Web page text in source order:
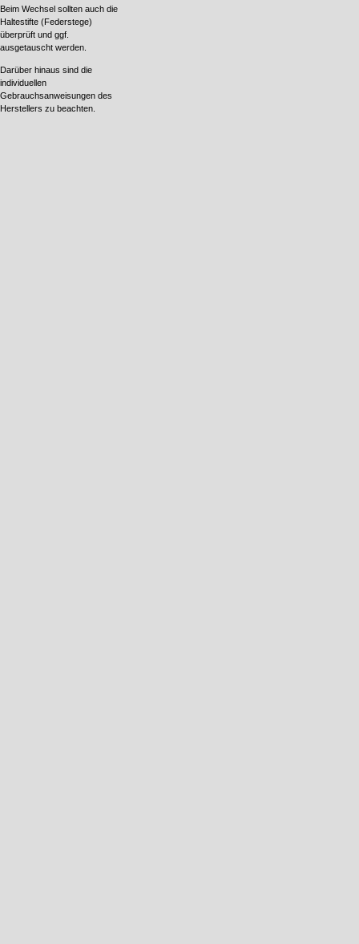
Beim Wechsel sollten auch die
Haltestifte (Federstege)
überprüft und ggf.
ausgetauscht werden.
Darüber hinaus sind die
individuellen
Gebrauchsanweisungen des
Herstellers zu beachten.